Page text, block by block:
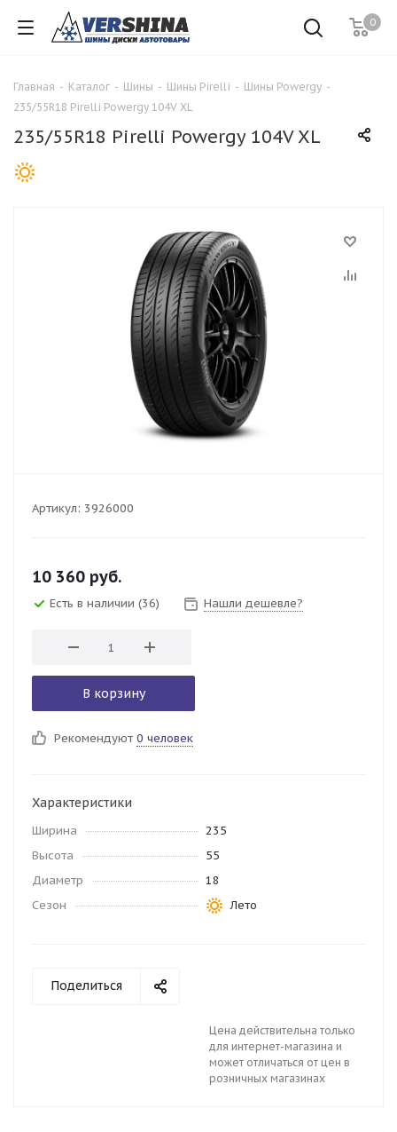
0
Главная - Каталог - Шины - Шины Pirelli - Шины Powergy -
235/55R18 Pirelli Powergy 104V XL
235/55R18 Pirelli Powergy 104V XL
Артикул: 3926000
10 360 руб.
Есть в наличии (36) Нашли дешевле?
В корзину
Рекомендуют 0 человек
Характеристики
Ширина
235
Высота
55
Диаметр
18
Сезон
Лето
Поделиться
Цена действительна только
для интернет-магазина и
может отличаться от цен в
розничных магазинах